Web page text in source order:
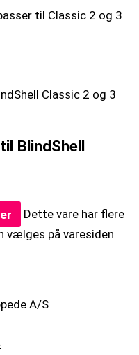
til Classic 2 og 3
BlindShell
Dette vare har flere
vælges på varesiden
A/S